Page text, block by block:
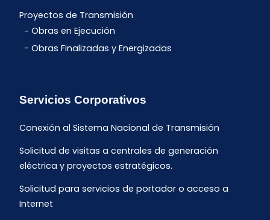
Proyectos de Transmisión
Obras en Ejecución
Obras Finalizadas y Energizadas
Servicios Corporativos
Conexión al Sistema Nacional de Transmisión
Solicitud de visitas a centrales de generación
eléctrica y proyectos estratégicos.
Solicitud para servicios de portador o acceso a
Internet